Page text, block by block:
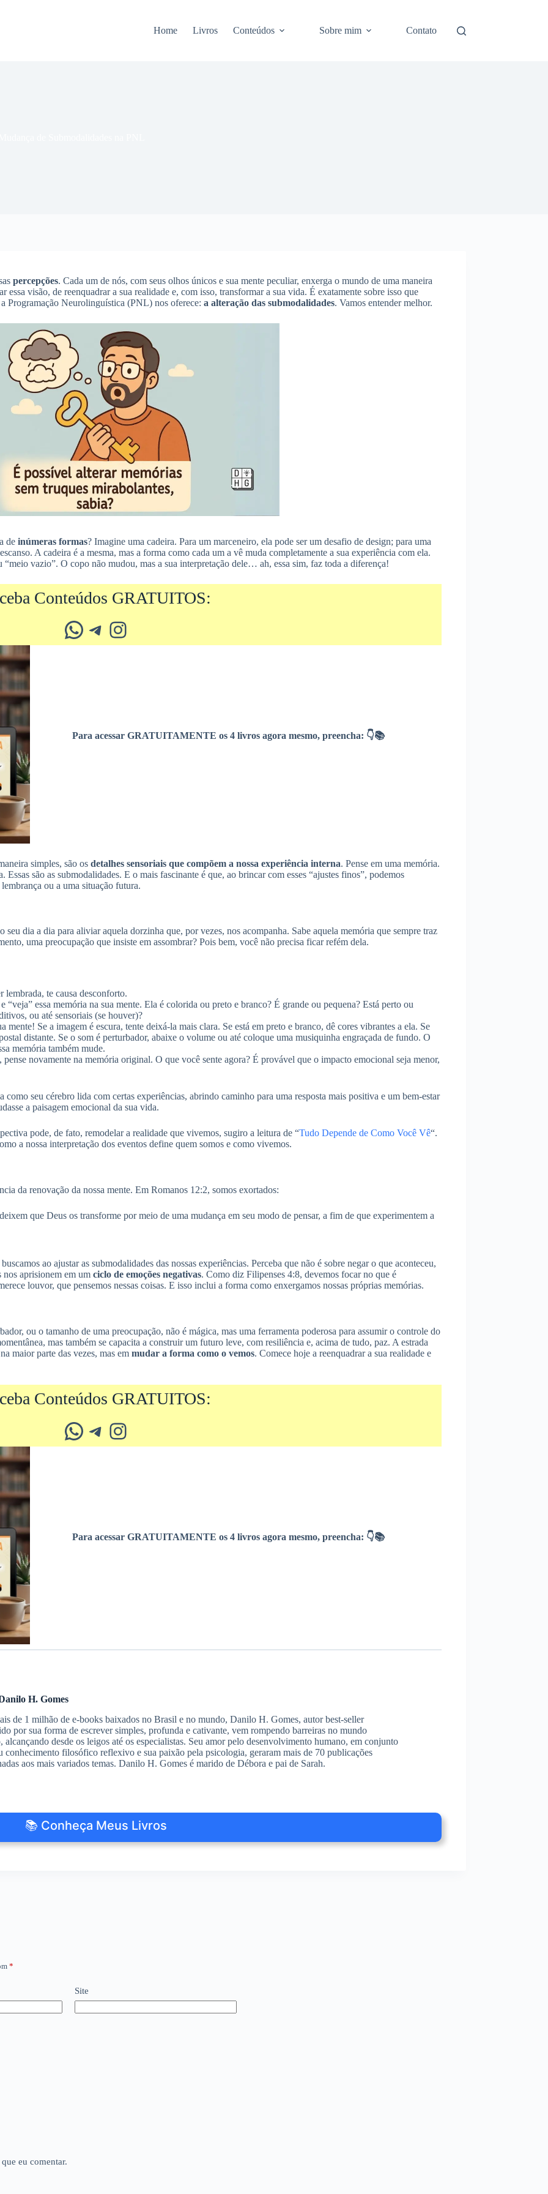
Home Livros Conteúdos Sobre mim Contato
percepções. Cada um de nós, com seus olhos únicos e sua mente peculiar, enxerga o mundo de uma maneira
visão, de reenquadrar a sua realidade e, com isso, transformar a sua vida. É exatamente sobre isso que
Programação Neurolinguística (PNL) nos oferece: a alteração das submodalidades. Vamos entender melhor.
de inúmeras formas? Imagine uma cadeira. Para um marceneiro, ela pode ser um desafio de design; para uma
A cadeira é a mesma, mas a forma como cada um a vê muda completamente a sua experiência com ela.
vazio”. O copo não mudou, mas a sua interpretação dele… ah, essa sim, faz toda a diferença!
Conteúdos GRATUITOS:
Whatsapp Telegram Instagram
Para acessar GRATUITAMENTE os 4 livros agora mesmo, preencha: 👇📚
simples, são os detalhes sensoriais que compõem a nossa experiência interna. Pense em uma memória.
são as submodalidades. E o mais fascinante é que, ao brincar com esses “ajustes finos”, podemos
ou a uma situação futura.
dia a dia para aliviar aquela dorzinha que, por vezes, nos acompanha. Sabe aquela memória que sempre traz
uma preocupação que insiste em assombrar? Pois bem, você não precisa ficar refém dela.
lembrada, te causa desconforto.
“veja” essa memória na sua mente. Ela é colorida ou preto e branco? É grande ou pequena? Está perto ou
ou até sensoriais (se houver)?
Se a imagem é escura, tente deixá-la mais clara. Se está em preto e branco, dê cores vibrantes a ela. Se
distante. Se o som é perturbador, abaixe o volume ou até coloque uma musiquinha engraçada de fundo. O
memória também mude.
novamente na memória original. O que você sente agora? É provável que o impacto emocional seja menor,
seu cérebro lida com certas experiências, abrindo caminho para uma resposta mais positiva e um bem-estar
a paisagem emocional da sua vida.
pode, de fato, remodelar a realidade que vivemos, sugiro a leitura de “Tudo Depende de Como Você Vê“.
a nossa interpretação dos eventos define quem somos e como vivemos.
da renovação da nossa mente. Em Romanos 12:2, somos exortados:
que Deus os transforme por meio de uma mudança em seu modo de pensar, a fim de que experimentem a
ao ajustar as submodalidades das nossas experiências. Perceba que não é sobre negar o que aconteceu,
nos aprisionem em um ciclo de emoções negativas. Como diz Filipenses 4:8, devemos focar no que é
louvor, que pensemos nessas coisas. E isso inclui a forma como enxergamos nossas próprias memórias.
ou o tamanho de uma preocupação, não é mágica, mas uma ferramenta poderosa para assumir o controle do
mas também se capacita a construir um futuro leve, com resiliência e, acima de tudo, paz. A estrada
maior parte das vezes, mas em mudar a forma como o vemos. Comece hoje a reenquadrar a sua realidade e
Conteúdos GRATUITOS:
Whatsapp Telegram Instagram
Para acessar GRATUITAMENTE os 4 livros agora mesmo, preencha: 👇📚
H. Gomes
de 1 milhão de e-books baixados no Brasil e no mundo, Danilo H. Gomes, autor best-seller
por sua forma de escrever simples, profunda e cativante, vem rompendo barreiras no mundo
alcançando desde os leigos até os especialistas. Seu amor pelo desenvolvimento humano, em conjunto
conhecimento filosófico reflexivo e sua paixão pela psicologia, geraram mais de 70 publicações
aos mais variados temas. Danilo H. Gomes é marido de Débora e pai de Sarah.
📚 Conheça Meus Livros
*
Site
eu comentar.